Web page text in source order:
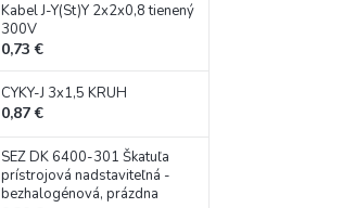
Kabel J-Y(St)Y 2x2x0,8 tienený
300V
0,73 €
CYKY-J 3x1,5 KRUH
0,87 €
SEZ DK 6400-301 Škatuľa
prístrojová nadstaviteľná -
bezhalogénová, prázdna